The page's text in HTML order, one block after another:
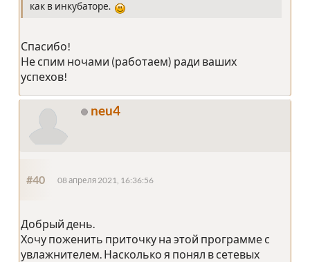
как в инкубаторе.
Спасибо!
Не спим ночами (работаем) ради ваших
успехов!
neu4
#40 08 апреля 2021, 16:36:56
Добрый день.
Хочу поженить приточку на этой программе с
увлажнителем. Насколько я понял в сетевых